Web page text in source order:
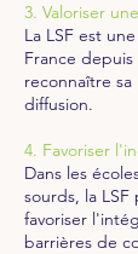
3. Valoriser
La LSF est
France depuis
reconnaître
diffusion.
4. Favoriser
Dans les
sourds, la
favoriser
barrières de